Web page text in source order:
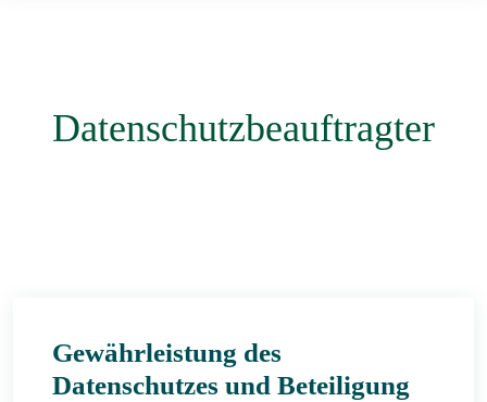
Datenschutzbeauftragter
Gewährleistung des
Datenschutzes und Beteiligung